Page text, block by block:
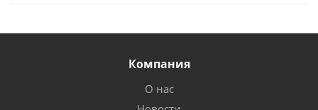
Компания
О нас